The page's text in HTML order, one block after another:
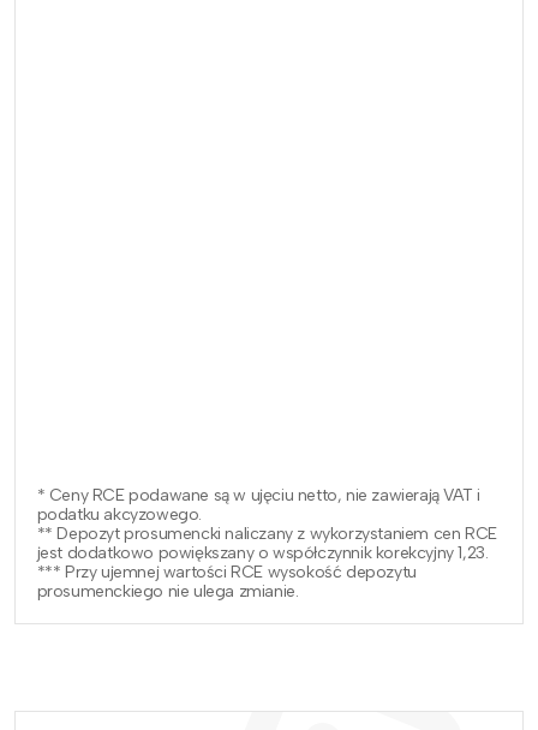
* Ceny RCE podawane są w ujęciu netto, nie zawierają VAT i
podatku akcyzowego.
** Depozyt prosumencki naliczany z wykorzystaniem cen RCE
jest dodatkowo powiększany o współczynnik korekcyjny 1,23.
*** Przy ujemnej wartości RCE wysokość depozytu
prosumenckiego nie ulega zmianie.